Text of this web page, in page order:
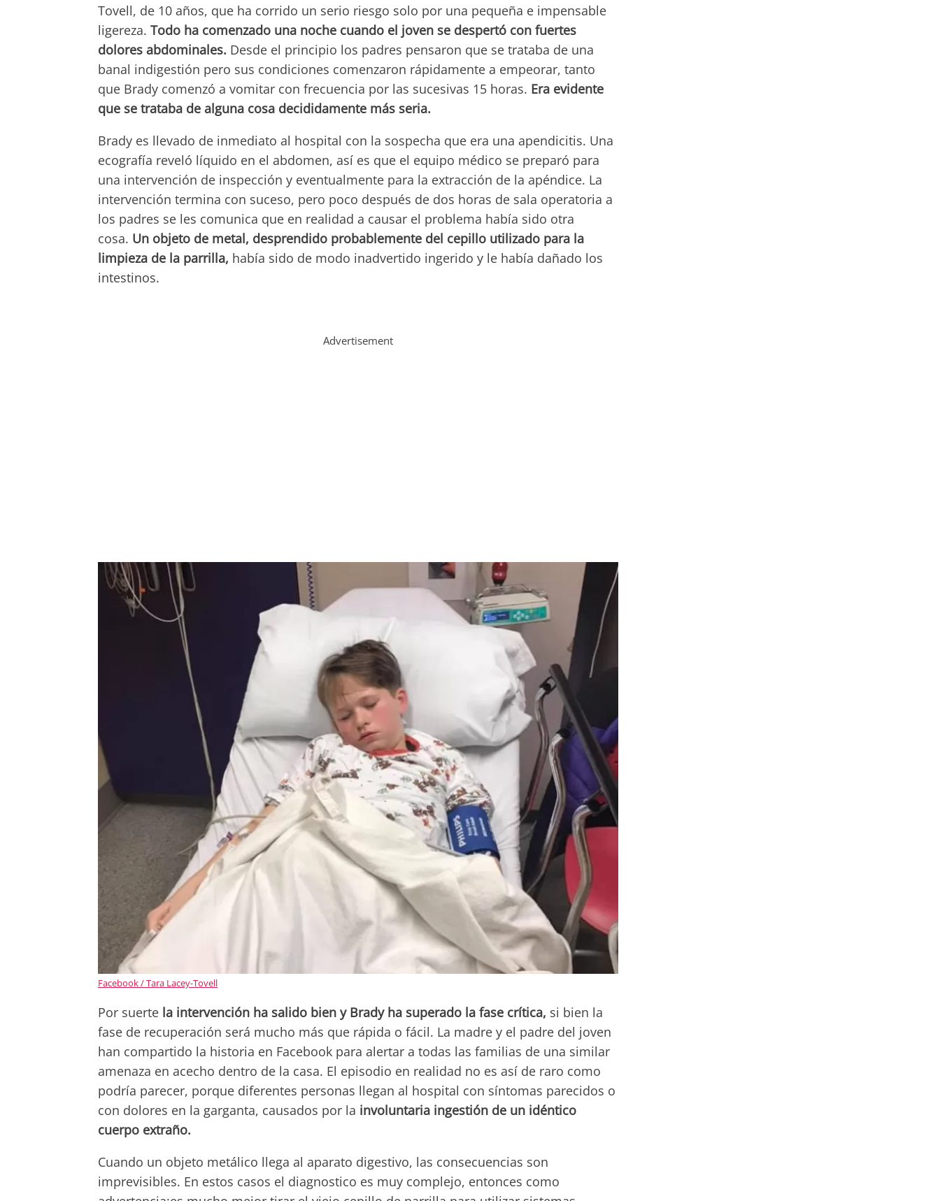
Tovell, de 10 años, que ha corrido un serio riesgo solo por una pequeña e impensable
ligereza. Todo ha comenzado una noche cuando el joven se despertó con fuertes
dolores abdominales. Desde el principio los padres pensaron que se trataba de una
banal indigestión pero sus condiciones comenzaron rápidamente a empeorar, tanto
que Brady comenzó a vomitar con frecuencia por las sucesivas 15 horas. Era evidente
que se trataba de alguna cosa decididamente más seria.
Brady es llevado de inmediato al hospital con la sospecha que era una apendicitis. Una
ecografía reveló líquido en el abdomen, así es que el equipo médico se preparó para
una intervención de inspección y eventualmente para la extracción de la apéndice. La
intervención termina con suceso, pero poco después de dos horas de sala operatoria a
los padres se les comunica que en realidad a causar el problema había sido otra
cosa. Un objeto de metal, desprendido probablemente del cepillo utilizado para la
limpieza de la parrilla, había sido de modo inadvertido ingerido y le había dañado los
intestinos.
Advertisement
Facebook / Tara Lacey-Tovell
Por suerte la intervención ha salido bien y Brady ha superado la fase crítica, si bien la
fase de recuperación será mucho más que rápida o fácil. La madre y el padre del joven
han compartido la historia en Facebook para alertar a todas las familias de una similar
amenaza en acecho dentro de la casa. El episodio en realidad no es así de raro como
podría parecer, porque diferentes personas llegan al hospital con síntomas parecidos o
con dolores en la garganta, causados por la involuntaria ingestión de un idéntico
cuerpo extraño.
Cuando un objeto metálico llega al aparato digestivo, las consecuencias son
imprevisibles. En estos casos el diagnostico es muy complejo, entonces como